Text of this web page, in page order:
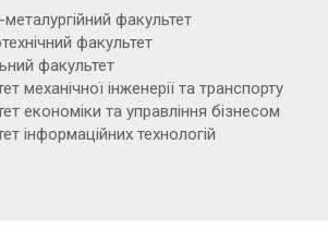
металургійний факультет
факультет
факультет
механічної інженерії та транспорту
економіки та управління бізнесом
інформаційних технологій